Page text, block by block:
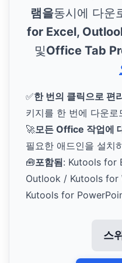
램을동시에 다운
for Excel,
및Office Tab
✅한 번의 클릭으로 편
키지를 한 번에 다운로
🚀모든 Office 작업에
필요한 애드인을 설치
🧰포함됨: Kutools for
Outlook / Kutools
Kutools for
스